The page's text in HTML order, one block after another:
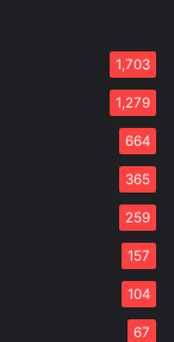
1,703
1,279
664
365
259
157
104
67